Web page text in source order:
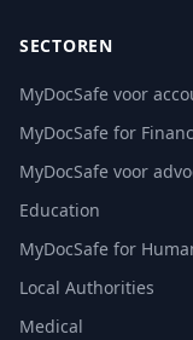
SECTOREN
MyDocSafe voor
MyDocSafe for
MyDocSafe voor
Education
MyDocSafe for
Local Authorities
Medical